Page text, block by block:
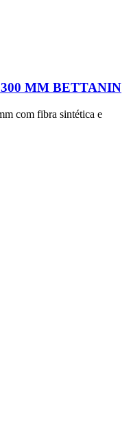
MM BETTANIN
com fibra sintética e